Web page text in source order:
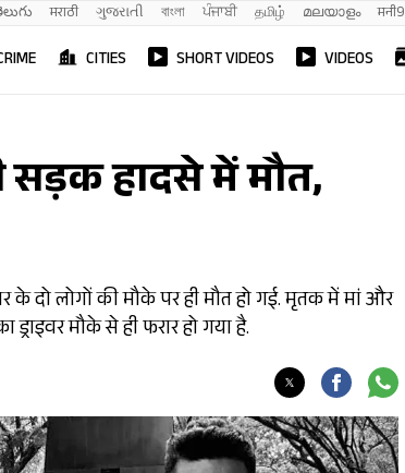
मराठी ગુજરાતી বাংলা ਪੰਜਾਬੀ தமிழ் മലയാളം मनी9
CITIES SHORT VIDEOS VIDEOS
सड़क हादसे में मौत,
के दो लोगों की मौके पर ही मौत हो गई. मृतक में मां और
मौके से ही फरार हो गया है.